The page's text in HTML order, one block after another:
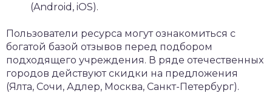
(Android, iOS).
Пользователи ресурса могут ознакомиться с
богатой базой отзывов перед подбором
подходящего учреждения. В ряде отечественных
городов действуют скидки на предложения
(Ялта, Сочи, Адлер, Москва, Санкт-Петербург).